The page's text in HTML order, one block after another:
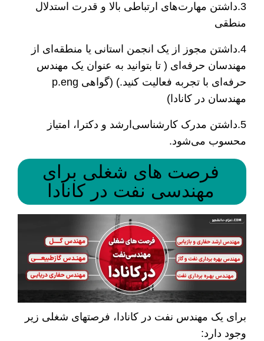
3.داشتن مهارت‌های ارتباطی بالا و قدرت استدلال
منطقی
4.داشتن مجوز از یک انجمن استانی یا منطقه‌ای از
مهندسان حرفه‌ای ( تا بتوانید به عنوان یک مهندس
حرفه‌ای با تجربه فعالیت کنید.) (گواهی p.eng
مهندسان در کانادا)
5.داشتن مدرک کارشناسی‌ارشد و دکترا، امتیاز
محسوب می‌شود.
فرصت­ های شغلی برای
مهندسی نفت در کانادا
برای یک مهندس نفت در کانادا، فرصت­های شغلی زیر
وجود دارد: